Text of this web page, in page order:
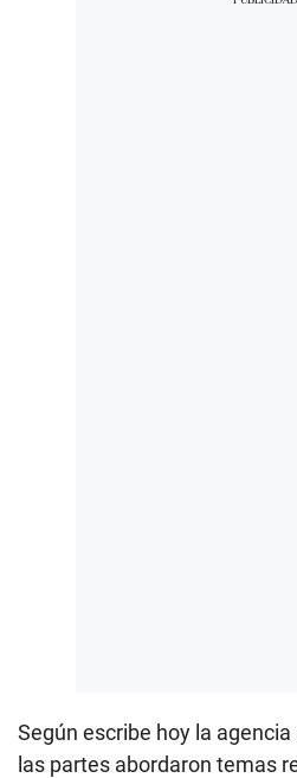
Según escribe hoy la
las partes abordaron temas